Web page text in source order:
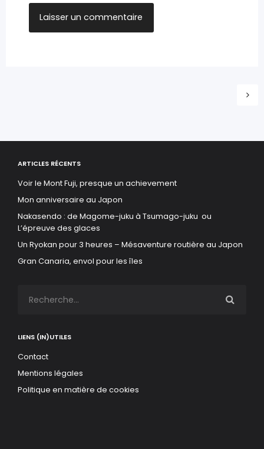
ARTICLES RÉCENTS
Voir le Mont Fuji, presque un achievement
Mon anniversaire au Japon
Nakasendo : de Magome-juku à Tsumago-juku ou
L’épreuve des glaces
Un Ryokan pour 3 heures – Mésaventure routière au Japon
Gran Canaria, envol pour les îles
LIENS (IN)UTILES
Contact
Mentions légales
Politique en matière de cookies